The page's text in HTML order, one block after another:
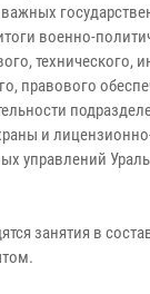
военно-
технического,
правового
и
управлений
занятия в